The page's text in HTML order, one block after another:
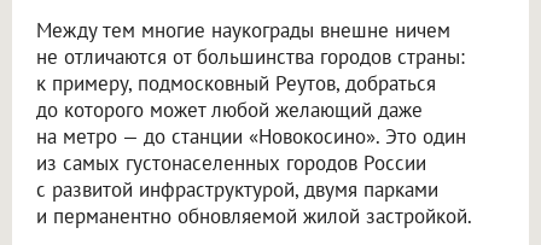
Между тем многие наукограды внешне ничем
не отличаются от большинства городов страны:
к примеру, подмосковный Реутов, добраться
до которого может любой желающий даже
на метро — до станции «Новокосино». Это один
из самых густонаселенных городов России
с развитой инфраструктурой, двумя парками
и перманентно обновляемой жилой застройкой.